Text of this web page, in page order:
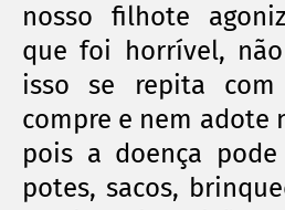
nosso filhote
que foi horrível,
isso se repita com
compre e nem adote
pois a doença
potes, sacos,